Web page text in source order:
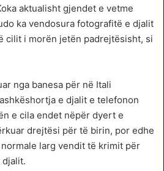
aktualisht gjendet e vetme
ka vendosura fotografitë e djalit
cilit i morën jetën padrejtësisht, si
nga banesa për në Itali
e djalit e telefonon
e cila endet nëpër dyert e
drejtësi për të birin, por edhe
larg vendit të krimit për
djalit.